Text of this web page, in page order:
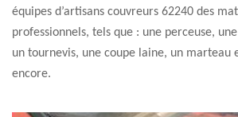
équipes d’artisans couvreurs 62240 des
professionnels, tels que : une perceuse,
un tournevis, une coupe laine, un marteau
encore.